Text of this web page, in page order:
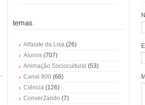
temas
Alfaiate da Lixa (26)
Alunos (707)
Animação Sociocultural (53)
Canal 800 (66)
Ciência (126)
ConverZando (7)